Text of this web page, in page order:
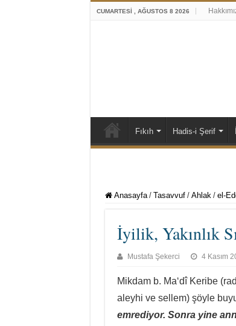
CUMARTESI , AĞUSTOS 8 2026
Fıkıh Hadis-i Şerif
Anasayfa / Tasavvuf / Ahlak / el-
İyilik, Yakınlık
Mustafa Şekerci 4 Kasım
Mikdam b. Ma‘dî Keribe
aleyhi ve sellem) şöyle
emrediyor. Sonra yine